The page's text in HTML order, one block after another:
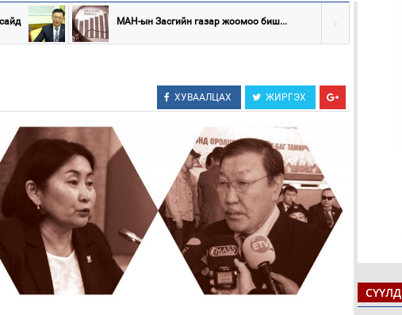
МАН-ын Засгийн газар жоомоо биш...
ХУВААЛЦАХ ЖИРГЭХ